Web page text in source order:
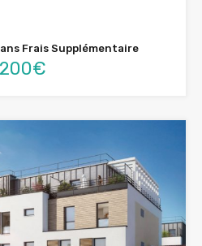
Frais Supplémentaire